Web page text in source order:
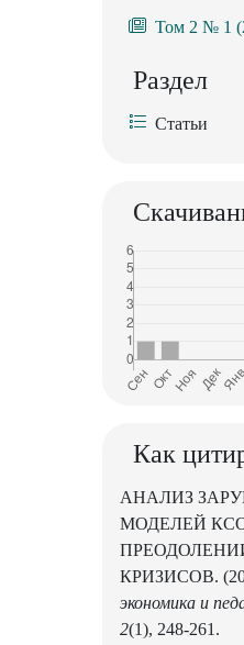
Том 2 № 1
Раздел
Статьи
Как
АНАЛИЗ
МОДЕЛЕЙ
КРИЗИСОВ.
экономика и
2(1), 248-261.